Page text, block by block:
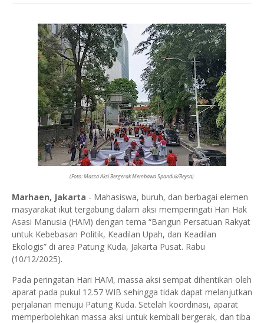
(Foto: Massa Aksi Bergerak Membawa Spanduk/Reysa)
Marhaen, Jakarta - Mahasiswa, buruh, dan berbagai elemen
masyarakat ikut tergabung dalam aksi memperingati Hari Hak
Asasi Manusia (HAM) dengan tema “Bangun Persatuan Rakyat
untuk Kebebasan Politik, Keadilan Upah, dan Keadilan
Ekologis” di area Patung Kuda, Jakarta Pusat. Rabu
(10/12/2025).
Pada peringatan Hari HAM, massa aksi sempat dihentikan oleh
aparat pada pukul 12.57 WIB sehingga tidak dapat melanjutkan
perjalanan menuju Patung Kuda. Setelah koordinasi, aparat
memperbolehkan massa aksi untuk kembali bergerak, dan tiba